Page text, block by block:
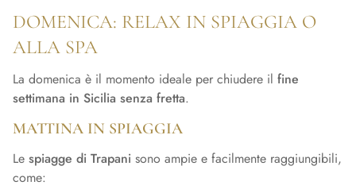
DOMENICA: RELAX IN SPIAGGIA O
ALLA SPA
La domenica è il momento ideale per chiudere il fine
settimana in Sicilia senza fretta.
MATTINA IN SPIAGGIA
Le spiagge di Trapani sono ampie e facilmente raggiungibili,
come: